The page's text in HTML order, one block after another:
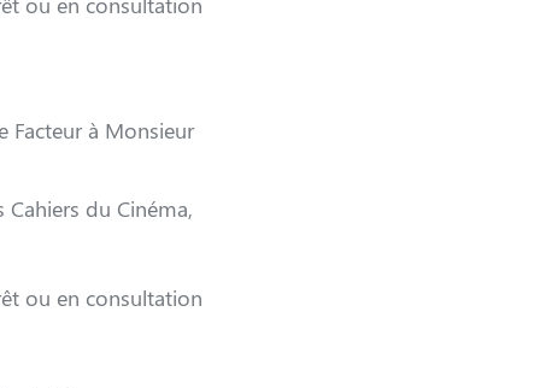
Facteur à Monsieur
du Cinéma,
ou en consultation